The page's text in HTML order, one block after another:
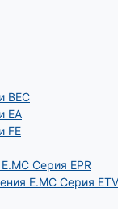
BEC
EA
FE
Серия EPR
E.MC Серия ETV